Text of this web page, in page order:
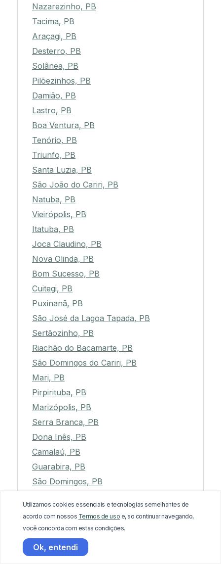
Nazarezinho, PB
Tacima, PB
Araçagi, PB
Desterro, PB
Solânea, PB
Pilõezinhos, PB
Damião, PB
Lastro, PB
Boa Ventura, PB
Tenório, PB
Triunfo, PB
Santa Luzia, PB
São João do Cariri, PB
Natuba, PB
Vieirópolis, PB
Itatuba, PB
Joca Claudino, PB
Nova Olinda, PB
Bom Sucesso, PB
Cuitegi, PB
Puxinanã, PB
São José da Lagoa Tapada, PB
Sertãozinho, PB
Riachão do Bacamarte, PB
São Domingos do Cariri, PB
Mari, PB
Pirpirituba, PB
Marizópolis, PB
Serra Branca, PB
Dona Inês, PB
Camalaú, PB
Guarabira, PB
São Domingos, PB
Cacimbas, PB
Barra de São Miguel, PB
Malta, PB
Utilizamos cookies essenciais e tecnologias semelhantes de
acordo com nossos Termos de uso e, ao continuar navegando,
você concorda com estas condições.
Ok, entendi